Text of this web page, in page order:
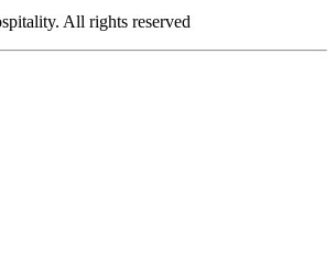
All rights reserved